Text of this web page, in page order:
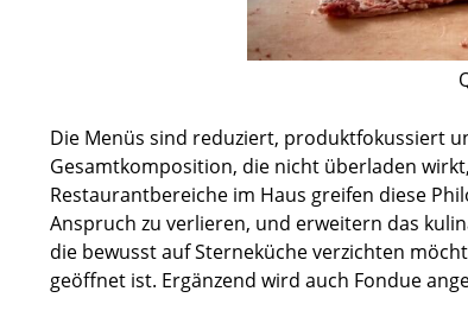
Die Menüs sind reduziert, produktfokussiert
Gesamtkomposition, die nicht überladen
Restaurantbereiche im Haus greifen diese
Anspruch zu verlieren, und erweitern das
die bewusst auf Sterneküche verzichten
geöffnet ist. Ergänzend wird auch Fondue